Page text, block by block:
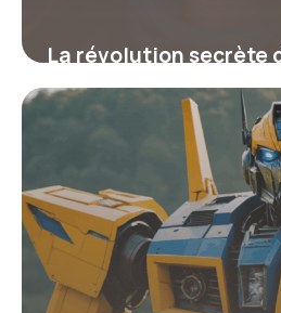
La révolution secrète
vivantes : comment
transforme notre
avenir numérique
2 février 2026